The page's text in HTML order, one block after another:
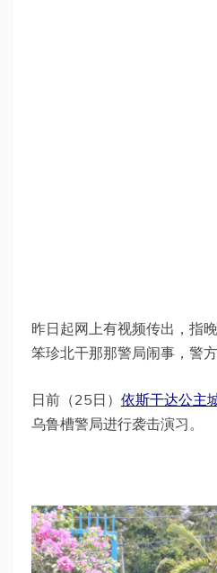
昨日起网上有视频传出，指
笨珍北干那那警局闹事，警
日前（25日） 依斯干达公主
乌鲁槽警局进行袭击演习。